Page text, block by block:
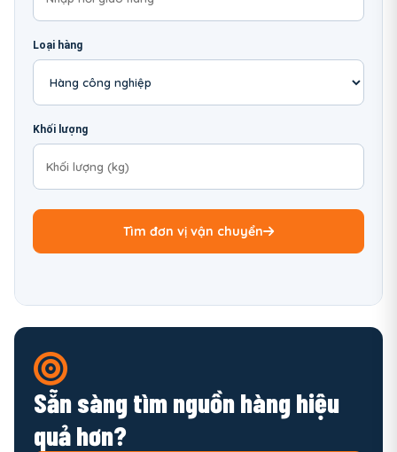
Loại hàng
Khối lượng
Tìm đơn vị vận chuyển
Sẵn sàng tìm nguồn hàng hiệu
quả hơn?